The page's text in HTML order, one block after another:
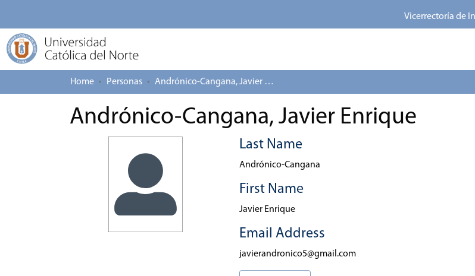
Vicerrectoría de
Home Personas Andrónico-Cangana, Javier Enrique
Andrónico-Cangana, Javier Enrique
Last Name
Andrónico-Cangana
First Name
Javier Enrique
Email Address
javierandronico5@gmail.com